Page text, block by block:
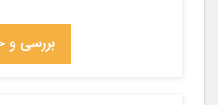
بررسی و